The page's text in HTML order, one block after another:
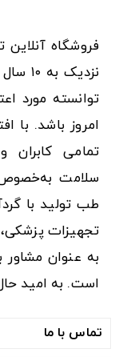
فروشگاه
نزدیک
امروز باشد. با
تمامی
سلامت
طب تولید با
تجهیزات
به عنوان
است. به امید
تماس با ما